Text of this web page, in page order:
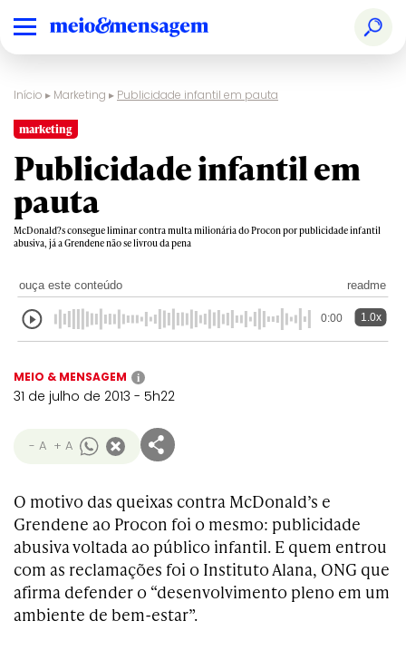
Início ▸ Marketing ▸ Publicidade infantil em pauta
marketing
Publicidade infantil em
pauta
McDonald?s consegue liminar contra multa milionária do Procon por publicidade infantil
abusiva, já a Grendene não se livrou da pena
ouça este conteúdo readme
0:00 1.0x
MEIO & MENSAGEM i
31 de julho de 2013 - 5h22
- A + A
O motivo das queixas contra McDonald’s e
Grendene ao Procon foi o mesmo: publicidade
abusiva voltada ao público infantil. E quem entrou
com as reclamações foi o Instituto Alana, ONG que
afirma defender o “desenvolvimento pleno em um
ambiente de bem-estar”.